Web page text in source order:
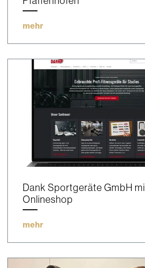
mehr
Dank Sportgeräte GmbH
Onlineshop
mehr